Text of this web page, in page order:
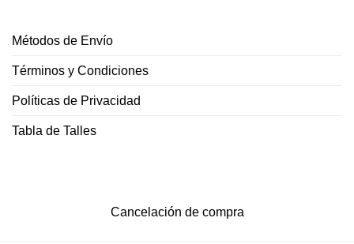
Métodos de Envío
Términos y Condiciones
Políticas de Privacidad
Tabla de Talles
Cancelación de compra